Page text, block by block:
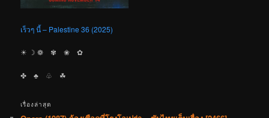
เร็วๆ นี้ – Palestine 36 (2025)
☀︎ ☽ ❁ ✾ ❀ ✿
✤ ♣︎ ♧ ☘︎
เรื่องล่าสุด